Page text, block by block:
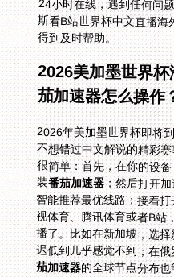
得到及时帮助。
2026美加墨世界
茄加速器怎么操作
2026年美加墨世界杯即将
不想错过中文解说的精彩
装番茄加速器；然后打开加
智能推荐最优线
视体育、腾讯体
播了。比如在新
迟低到几乎感觉不到；在
茄加速器的全球节点分布
罗斯看B站世界杯直
一人多端同时用，你